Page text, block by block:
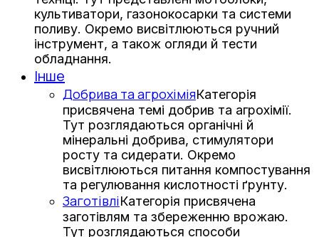
культиватори, газонокосарки та системи
поливу. Окремо висвітлюються ручний
інструмент, а також огляди й тести
обладнання.
Інше
Добрива та агрохіміяКатегорія
присвячена темі добрив та агрохімії.
Тут розглядаються органічні й
мінеральні добрива, стимулятори
росту та сидерати. Окремо
висвітлюються питання компостування
та регулювання кислотності ґрунту.
ЗаготівліКатегорія присвячена
заготівлям та збереженню врожаю.
Тут розглядаються способи